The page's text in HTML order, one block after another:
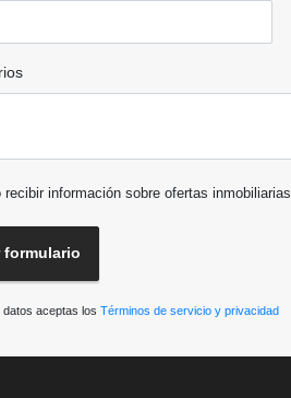
recibir información sobre ofertas inmobiliarias
formulario
datos aceptas los Términos de servicio y privacidad